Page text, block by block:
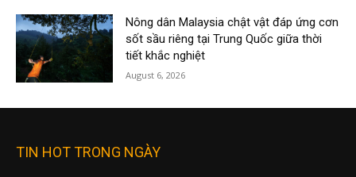
Nông dân Malaysia chật vật đáp ứng cơn
sốt sầu riêng tại Trung Quốc giữa thời
tiết khắc nghiệt
August 6, 2026
TIN HOT TRONG NGÀY